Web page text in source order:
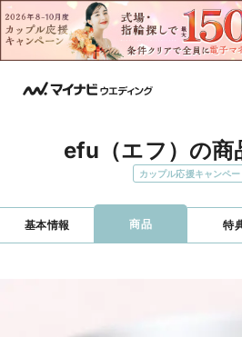
efu（エフ）の商
カップル応援キャンペ
基本情報 商品 特